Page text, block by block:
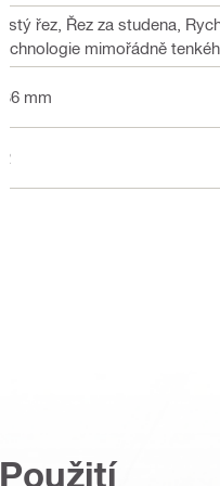
Čistý řez, Řez za studena,
Technologie mimořádně
136 mm
42
Použití